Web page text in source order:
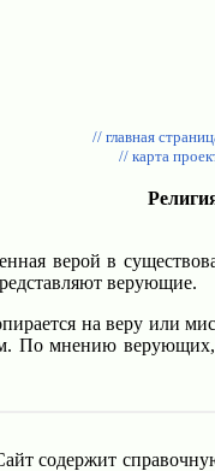
// главная
// карта
верой в
верующие.
на веру или
По мнению
содержит